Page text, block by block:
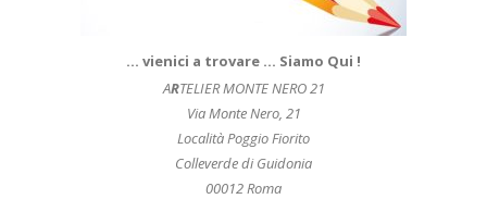
… vienici a trovare … Siamo Qui !
ARTELIER MONTE NERO 21
Via Monte Nero, 21
Località Poggio Fiorito
Colleverde di Guidonia
00012 Roma